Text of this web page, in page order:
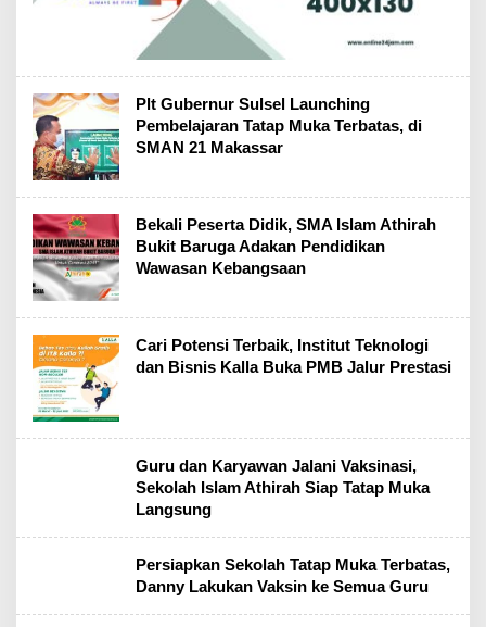
Plt Gubernur Sulsel Launching
Pembelajaran Tatap Muka Terbatas, di
SMAN 21 Makassar
Bekali Peserta Didik, SMA Islam Athirah
Bukit Baruga Adakan Pendidikan
Wawasan Kebangsaan
Cari Potensi Terbaik, Institut Teknologi
dan Bisnis Kalla Buka PMB Jalur Prestasi
Guru dan Karyawan Jalani Vaksinasi,
Sekolah Islam Athirah Siap Tatap Muka
Langsung
Persiapkan Sekolah Tatap Muka Terbatas,
Danny Lakukan Vaksin ke Semua Guru